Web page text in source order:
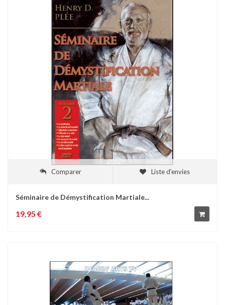
Comparer Liste d'envies
Séminaire de Démystification Martiale...
19,95 €